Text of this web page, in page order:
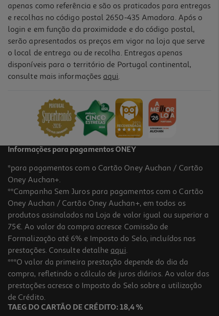
Mochila De Viagem Polegar Preta 40x29x16.5 Cm
1.0
Mochila De Viagem Polegar Preta 35x22x12 Cm
5.99 €/un
5,99 €
apenas como referência e são os praticados para entregas
e recolhas no código postal 2650-435 Amadora. Após o
login e em função da proximidade e do código postal,
serão apresentados os preços em vigor na loja que serve
o local de entrega ou de recolha. Entregas apenas
disponíveis para o território de Portugal continental,
consulte mais informações aqui.
Informações para pagamentos ONEY
*para pagamentos com o Cartão Oney Auchan / Cartão
Oney Auchan+.
**Campanha Sem Juros para pagamentos com o Cartão
Oney Auchan / Cartão Oney Auchan+, em todos os
produtos assinalados na Loja de valor igual ou superior a
75€. Ao valor da compra acresce Comissão de
Formalização até 6% e Imposto do Selo, incluídos nas
prestações. Consulte detalhe aqui.
***O valor da primeira prestação depende do dia da
compra, refletindo o cálculo de juros diários. Ao valor das
prestações acresce o Imposto do Selo sobre a utilização
de Crédito.
TAEG DO CARTÃO DE CRÉDITO: 18,4 %